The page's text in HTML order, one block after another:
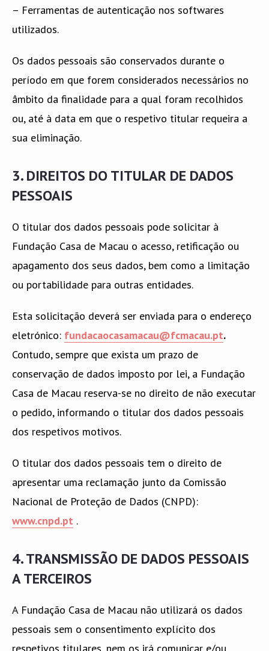
– Ferramentas de autenticação nos softwares
utilizados.
Os dados pessoais são conservados durante o
período em que forem considerados necessários no
âmbito da finalidade para a qual foram recolhidos
ou, até à data em que o respetivo titular requeira a
sua eliminação.
3. DIREITOS DO TITULAR DE DADOS
PESSOAIS
O titular dos dados pessoais pode solicitar à
Fundação Casa de Macau o acesso, retificação ou
apagamento dos seus dados, bem como a limitação
ou portabilidade para outras entidades.
Esta solicitação deverá ser enviada para o endereço
eletrónico: fundacaocasamacau@fcmacau.pt.
Contudo, sempre que exista um prazo de
conservação de dados imposto por lei, a Fundação
Casa de Macau reserva-se no direito de não executar
o pedido, informando o titular dos dados pessoais
dos respetivos motivos.
O titular dos dados pessoais tem o direito de
apresentar uma reclamação junto da Comissão
Nacional de Proteção de Dados (CNPD):
www.cnpd.pt .
4. TRANSMISSÃO DE DADOS PESSOAIS
A TERCEIROS
A Fundação Casa de Macau não utilizará os dados
pessoais sem o consentimento explícito dos